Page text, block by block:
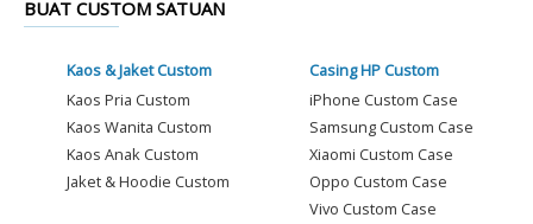
BUAT CUSTOM SATUAN
Kaos & Jaket Custom
Kaos Pria Custom
Kaos Wanita Custom
Kaos Anak Custom
Jaket & Hoodie Custom
Casing HP Custom
iPhone Custom Case
Samsung Custom Case
Xiaomi Custom Case
Oppo Custom Case
Vivo Custom Case